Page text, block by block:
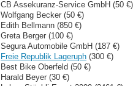
CB Assekuranz-Service GmbH (50 €)
Wolfgang Becker (50 €)
Edith Bellmann (850 €)
Greta Berger (100 €)
Segura Automobile GmbH (187 €)
Freie Republik Lageruph (300 €)
Best Bike Oberfeld (50 €)
Harald Beyer (30 €)